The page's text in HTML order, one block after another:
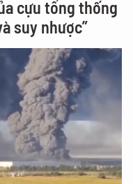
cựu tổng thống
suy nhược”